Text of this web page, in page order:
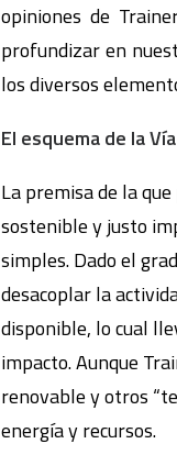
opiniones de
profundizar en
los diversos
El esquema de la
La premisa de la
sostenible y justo
simples. Dado el
desacoplar la
disponible, lo cual
impacto. Aunque
renovable y otros
energía y recursos.